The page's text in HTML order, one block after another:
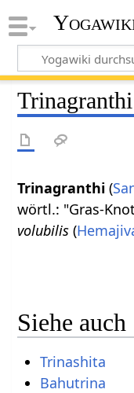
Trinagranthi
Trinagranthi (
wörtl.: "Gras-
volubilis (
Siehe auch
Trinashita
Bahutrina